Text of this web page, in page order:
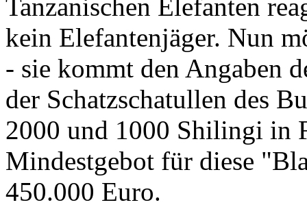
Tanzanischen Elefanten
kein Elefantenjäger. Nun
- sie kommt den Angaben
der Schatzschatullen des
2000 und 1000 Shilingi in
Mindestgebot für diese
450.000 Euro.